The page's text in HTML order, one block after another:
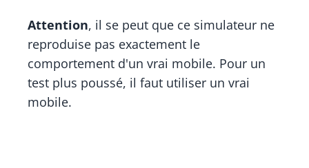
Attention, il se peut que ce simulateur ne
reproduise pas exactement le
comportement d'un vrai mobile. Pour un
test plus poussé, il faut utiliser un vrai
mobile.